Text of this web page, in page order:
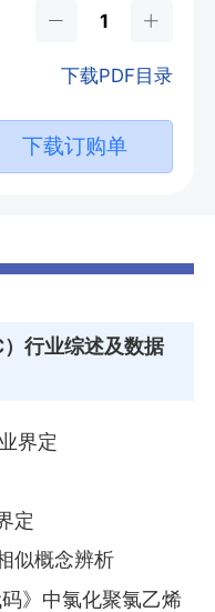
下载PDF目录
下载订购单
）行业综述及数据
界定
定
似概念辨析
》中氯化聚氯乙烯